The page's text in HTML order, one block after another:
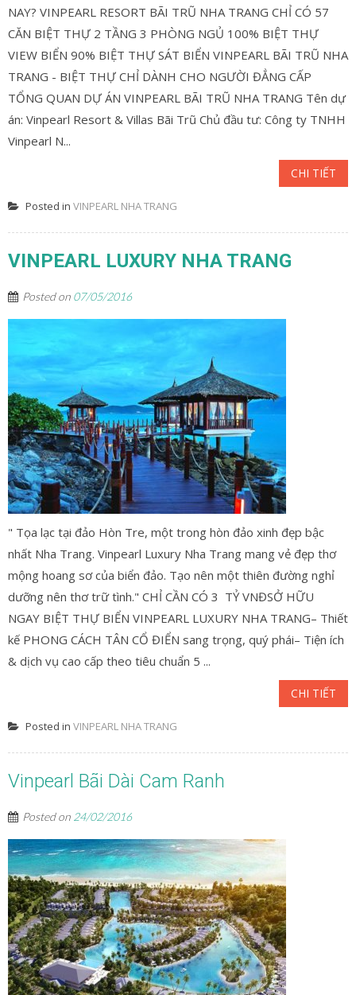
NAY? VINPEARL RESORT BÃI TRŨ NHA TRANG CHỈ CÓ 57
CĂN BIỆT THỰ 2 TẦNG 3 PHÒNG NGỦ 100% BIỆT THỰ
VIEW BIỂN 90% BIỆT THỰ SÁT BIỂN VINPEARL BÃI TRŨ NHA
TRANG - BIỆT THỰ CHỈ DÀNH CHO NGƯỜI ĐẲNG CẤP
TỔNG QUAN DỰ ÁN VINPEARL BÃI TRŨ NHA TRANG Tên dự
án: Vinpearl Resort & Villas Bãi Trũ Chủ đầu tư: Công ty TNHH
Vinpearl N...
CHI TIẾT
Posted in VINPEARL NHA TRANG
VINPEARL LUXURY NHA TRANG
Posted on 07/05/2016
" Tọa lạc tại đảo Hòn Tre, một trong hòn đảo xinh đẹp bậc
nhất Nha Trang. Vinpearl Luxury Nha Trang mang vẻ đẹp thơ
mộng hoang sơ của biển đảo. Tạo nên một thiên đường nghỉ
dưỡng nên thơ trữ tình." CHỈ CẦN CÓ 3 TỶ VNĐSỞ HỮU
NGAY BIỆT THỰ BIỂN VINPEARL LUXURY NHA TRANG– Thiết
kế PHONG CÁCH TÂN CỔ ĐIỂN sang trọng, quý phái– Tiện ích
& dịch vụ cao cấp theo tiêu chuẩn 5 ...
CHI TIẾT
Posted in VINPEARL NHA TRANG
Vinpearl Bãi Dài Cam Ranh
Posted on 24/02/2016